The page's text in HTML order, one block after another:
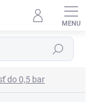
Hľadať
do 0,5 bar